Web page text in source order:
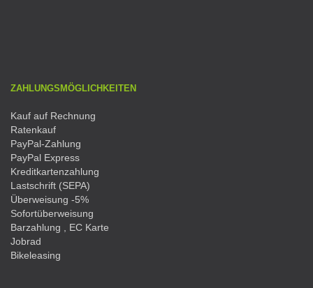
ZAHLUNGSMÖGLICHKEITEN
Kauf auf Rechnung
Ratenkauf
PayPal-Zahlung
PayPal Express
Kreditkartenzahlung
Lastschrift (SEPA)
Überweisung -5%
Sofortüberweisung
Barzahlung , EC Karte
Jobrad
Bikeleasing